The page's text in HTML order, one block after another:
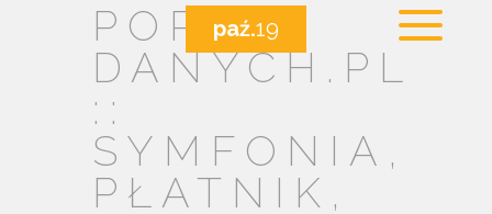
PORTAL
DANYCH.PL
::
SYMFONIA,
PŁATNIK,
paź.19